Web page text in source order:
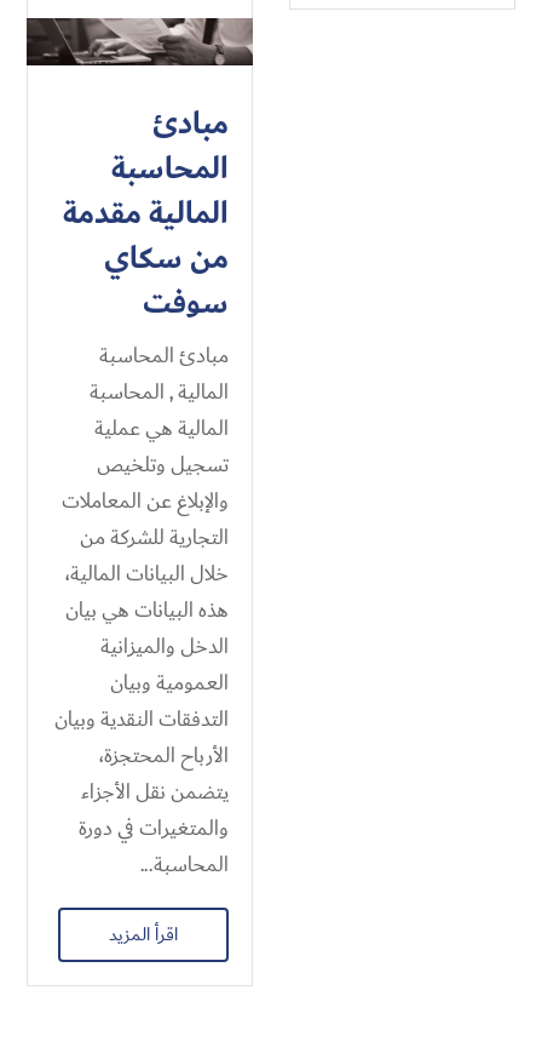
مبادئ
المحاسبة
المالية مقدمة
من سكاي
سوفت
مبادئ المحاسبة
المالية , المحاسبة
المالية هي عملية
تسجيل وتلخيص
والإبلاغ عن المعاملات
التجارية للشركة من
خلال البيانات المالية،
هذه البيانات هي بيان
الدخل والميزانية
العمومية وبيان
التدفقات النقدية وبيان
الأرباح المحتجزة،
يتضمن نقل الأجزاء
والمتغيرات في دورة
المحاسبة...
اقرأ المزيد